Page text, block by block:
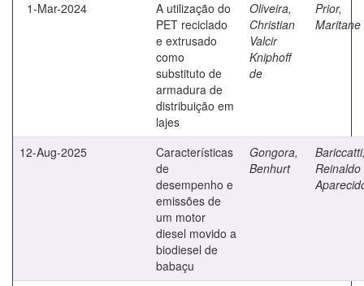
1-Mar-2024
A utilização do
PET reciclado
e extrusado
como
substituto de
armadura de
distribuição em
lajes
Oliveira,
Christian
Valcir
Kniphoff
de
Prior,
Maritane
12-Aug-2025
Características
de
desempenho e
emissões de
um motor
diesel movido a
biodiesel de
babaçu
Gongora,
Benhurt
Reinaldo